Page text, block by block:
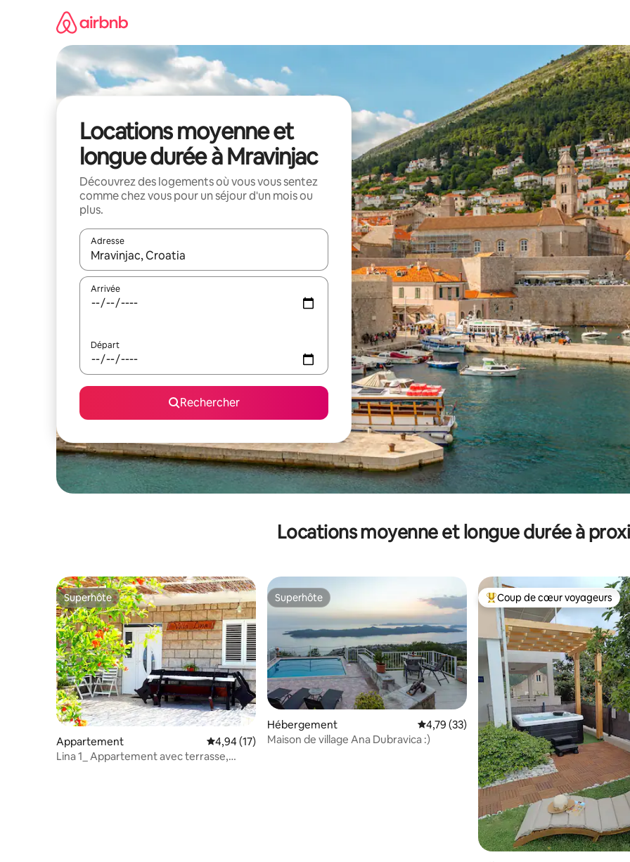
Locations moyenne et
longue durée à Mravinjac
Découvrez des logements où vous vous sentez
comme chez vous pour un séjour d'un mois ou
plus.
Adresse
Lorsque les résultats s'affichent, utilisez les flèches vers le haut et vers le bas pour les parcourir ou en appuyant et en
Arrivée
Départ
Rechercher
Locations moyenne et longue durée à
Superhôte
Superhôte
Appartement Évaluation moyenne sur la base de 17 commentaires : 4,94 sur 5
4,94 (17)
Lina 1_ Appartement avec terrasse,
Superhôte
Superhôte
Hébergement Évaluation moyenne sur la base de 33
4,79 (33)
Maison de village Ana Dubravica :)
Coups de cœur voyageurs les
Coup de cœur voyageurs